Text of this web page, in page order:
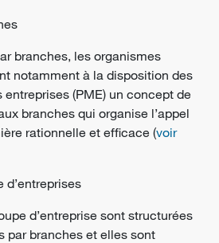
branches, les organismes
notamment à la disposition des
(PME) un concept de
branches qui organise l’appel
rationnelle et efficace (voir
d’entreprises
d’entreprise sont structurées
par branches et elles sont